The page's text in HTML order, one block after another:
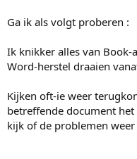
Ga ik als volgt proberen :
Ik knikker alles van Book-
Word-herstel draaien
Kijken oft-ie weer
betreffende document
kijk of de problemen